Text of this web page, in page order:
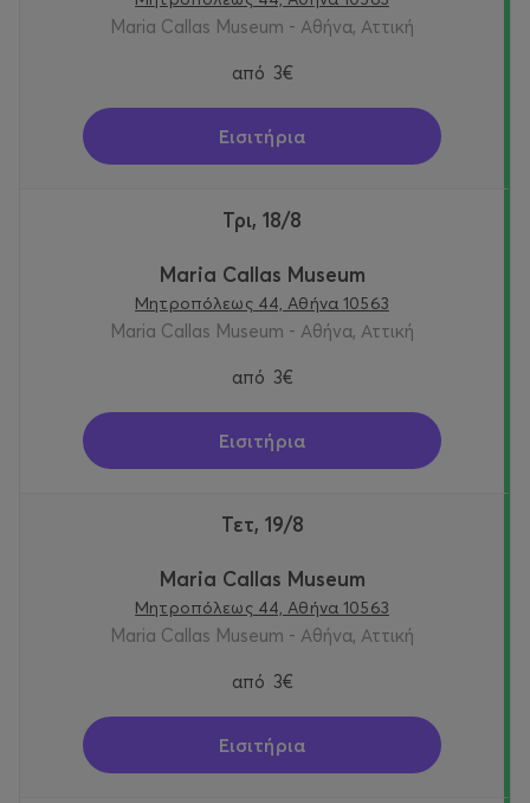
Maria Callas Museum - Αθήνα, Αττική
από 3€
Εισιτήρια
Τρι, 18/8
Maria Callas Museum
Μητροπόλεως 44, Αθήνα 10563
Maria Callas Museum - Αθήνα, Αττική
από 3€
Εισιτήρια
Τετ, 19/8
Maria Callas Museum
Μητροπόλεως 44, Αθήνα 10563
Maria Callas Museum - Αθήνα, Αττική
από 3€
Εισιτήρια